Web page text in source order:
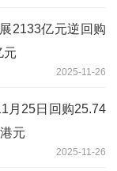
2133亿元逆回购
元
2025-11-26
月25日回购25.74
元
2025-11-26